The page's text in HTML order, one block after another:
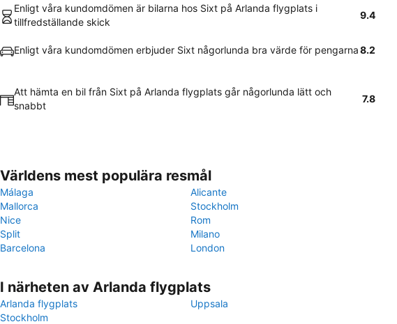
Enligt våra kundomdömen är bilarna hos Sixt på Arlanda flygplats i
tillfredställande skick
9.4
Enligt våra kundomdömen erbjuder Sixt någorlunda bra värde för pengarna8.2
Att hämta en bil från Sixt på Arlanda flygplats går någorlunda lätt och
snabbt
7.8
Världens mest populära resmål
Málaga
Alicante
Mallorca
Stockholm
Nice
Rom
Split
Milano
Barcelona
London
I närheten av Arlanda flygplats
Arlanda flygplats
Uppsala
Stockholm